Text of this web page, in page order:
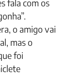
fala com os
o amigo vai
mas o
foi